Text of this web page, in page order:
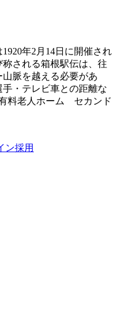
年2月14日に開催され
される箱根駅伝は、往
脈を越える必要があ
・テレビ車との距離な
料老人ホーム セカンド
ン採用